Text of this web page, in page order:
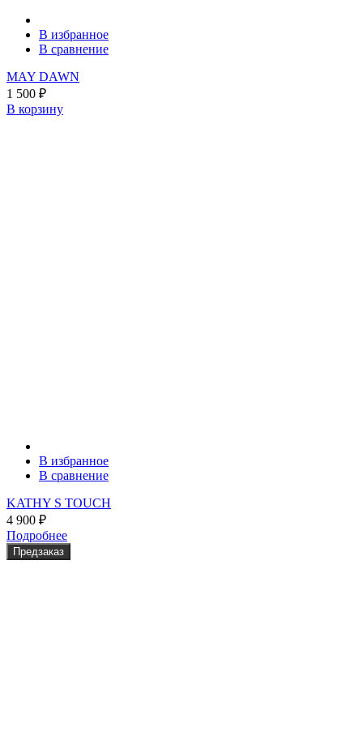
В избранное
В сравнение
MAY DAWN
1 500 ₽
В корзину
В избранное
В сравнение
KATHY S TOUCH
4 900 ₽
Подробнее
Предзаказ